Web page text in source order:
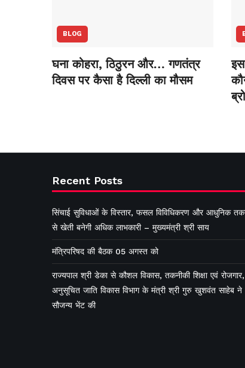
BLOG
घना कोहरा, ठिठुरन और… गणतंत्र
दिवस पर कैसा है दिल्ली का मौसम
Recent Posts
सिंचाई सुविधाओं के विस्तार, फसल विविधिकरण और आधुनिक
से खेती बनेगी अधिक लाभकारी – मुख्यमंत्री श्री साय
मंत्रिपरिषद की बैठक 05 अगस्त को
राज्यपाल श्री डेका से कौशल विकास, तकनीकी शिक्षा एवं रोजगार,
अनुसूचित जाति विकास विभाग के मंत्री श्री गुरु खुशवंत साहेब ने
सौजन्य भेंट की